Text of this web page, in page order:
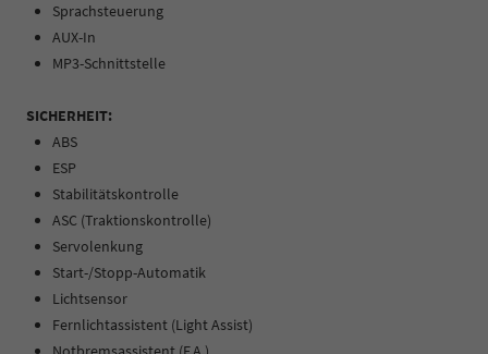
Sprachsteuerung
AUX-In
MP3-Schnittstelle
SICHERHEIT:
ABS
ESP
Stabilitätskontrolle
ASC (Traktionskontrolle)
Servolenkung
Start-/Stopp-Automatik
Lichtsensor
Fernlichtassistent (Light Assist)